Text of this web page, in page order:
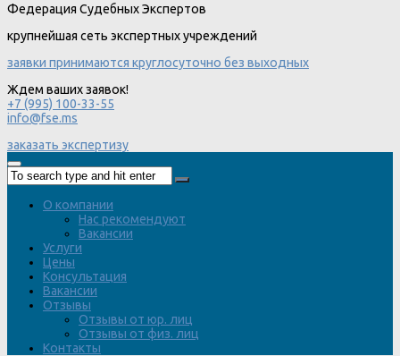
Федерация Судебных Экспертов
крупнейшая сеть экспертных учреждений
заявки принимаются круглосуточно без выходных
Ждем ваших заявок!
+7 (995) 100-33-55
info@fse.ms
заказать экспертизу
О компании
Нас рекомендуют
Вакансии
Услуги
Цены
Консультация
Вакансии
Отзывы
Отзывы от юр. лиц
Отзывы от физ. лиц
Контакты